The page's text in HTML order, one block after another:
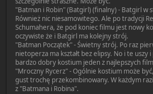
"Batman i Robin" (Batgirl) (finalny) - Batgirl w
Również nic niesamowitego. Ale po tradycji
Schumahera, że pod koniec filmu jest nowy
oczywiste że i Batgirl ma kolejny strój.
"Batman Początek" - Świetny strój. Po raz
nietoperza ma kształt bez elipsy. No i te uszy
bardzo dobry kostium jeden z najlepszych
"Mroczny Rycerz" - Ogólnie kostium może
gust trochę przekombinowany. W każdym
z "Batmana i Robina".